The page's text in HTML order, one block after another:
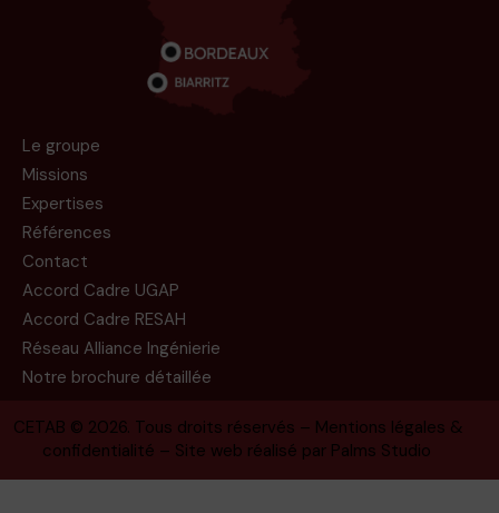
Le groupe
Missions
Expertises
Références
Contact
Accord Cadre UGAP
Accord Cadre RESAH
Réseau Alliance Ingénierie
Notre brochure détaillée
CETAB © 2026. Tous droits réservés – Mentions légales &
confidentialité – Site web réalisé par Palms Studio